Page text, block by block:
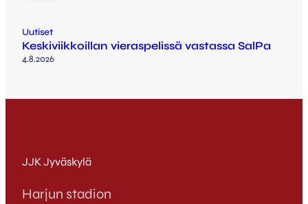
Uutiset
Keskiviikkoillan vieraspelissä vastassa SalPa
4.8.2026
JJK Jyväskylä
Harjun stadion